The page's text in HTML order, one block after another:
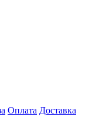
Оплата Доставка